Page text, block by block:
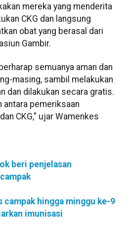
mereka yang menderita
CKG dan langsung
obat yang berasal dari
Gambir.
semuanya aman dan
masing, sambil melakukan
dan dilakukan secara gratis.
antara pemeriksaan
CKG," ujar Wamenkes
beri penjelasan
campak hingga minggu ke-9
imunisasi